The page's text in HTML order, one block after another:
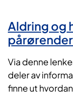
Aldring og
Via denne
deler av
finne ut